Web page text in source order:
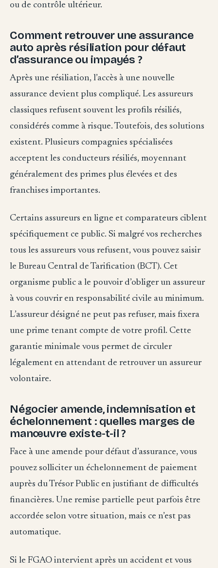
ou de contrôle ultérieur.
Comment retrouver une assurance
auto après résiliation pour défaut
d’assurance ou impayés ?
Après une résiliation, l’accès à une nouvelle
assurance devient plus compliqué. Les assureurs
classiques refusent souvent les profils résiliés,
considérés comme à risque. Toutefois, des solutions
existent. Plusieurs compagnies spécialisées
acceptent les conducteurs résiliés, moyennant
généralement des primes plus élevées et des
franchises importantes.
Certains assureurs en ligne et comparateurs ciblent
spécifiquement ce public. Si malgré vos recherches
tous les assureurs vous refusent, vous pouvez saisir
le Bureau Central de Tarification (BCT). Cet
organisme public a le pouvoir d’obliger un assureur
à vous couvrir en responsabilité civile au minimum.
L’assureur désigné ne peut pas refuser, mais fixera
une prime tenant compte de votre profil. Cette
garantie minimale vous permet de circuler
légalement en attendant de retrouver un assureur
volontaire.
Négocier amende, indemnisation et
échelonnement : quelles marges de
manœuvre existe-t-il ?
Face à une amende pour défaut d’assurance, vous
pouvez solliciter un échelonnement de paiement
auprès du Trésor Public en justifiant de difficultés
financières. Une remise partielle peut parfois être
accordée selon votre situation, mais ce n’est pas
automatique.
Si le FGAO intervient après un accident et vous